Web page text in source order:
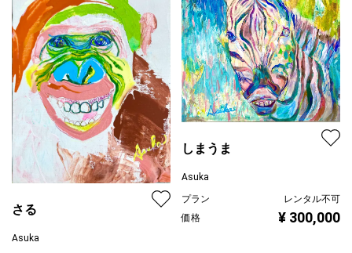
さる
Asuka
しまうま
Asuka
プラン
レンタル不可
価格
¥ 300,000